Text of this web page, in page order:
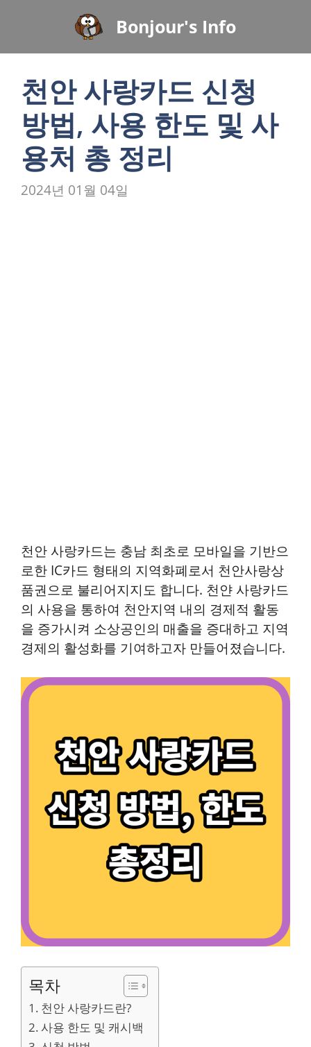
Bonjour's Info
천안 사랑카드 신청
방법, 사용 한도 및 사
용처 총 정리
2024년 01월 04일
천안 사랑카드는 충남 최초로 모바일을 기반으
로한 IC카드 형태의 지역화폐로서 천안사랑상
품권으로 불리어지지도 합니다. 천얀 사랑카드
의 사용을 통하여 천안지역 내의 경제적 활동
을 증가시켜 소상공인의 매출을 증대하고 지역
경제의 활성화를 기여하고자 만들어졌습니다.
목차
천안 사랑카드란?
사용 한도 및 캐시백